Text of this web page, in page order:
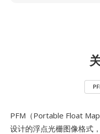
PFM（Portable Float
设计的浮点光栅图像格式